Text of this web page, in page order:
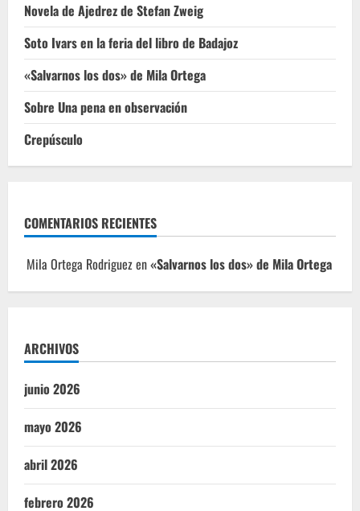
Novela de Ajedrez de Stefan Zweig
Soto Ivars en la feria del libro de Badajoz
«Salvarnos los dos» de Mila Ortega
Sobre Una pena en observación
Crepúsculo
COMENTARIOS RECIENTES
Mila Ortega Rodriguezen«Salvarnos los dos» de Mila Ortega
ARCHIVOS
junio 2026
mayo 2026
abril 2026
febrero 2026